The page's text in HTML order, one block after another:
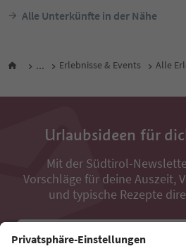
Alle Unterkünfte in der Nähe
... Erlebnisse & Events Alle
Urlaubsideen für
Mit der Südtirol-
Vorschläge für deine Auszeit,
und typische Rezepte
E-Mail Adresse